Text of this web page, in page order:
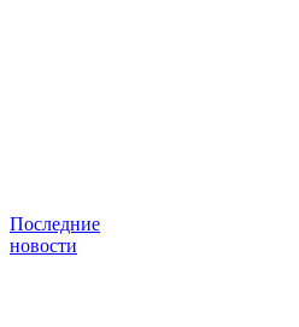
Последние
новости